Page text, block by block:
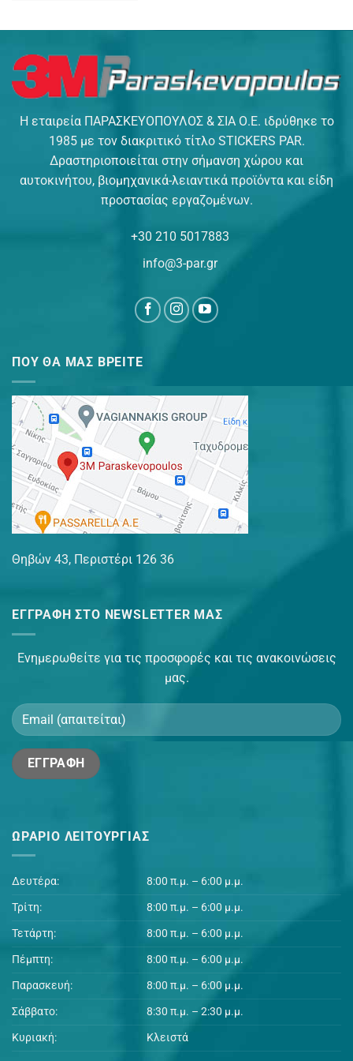
123,76 €.
Η εταιρεία ΠΑΡΑΣΚΕΥΟΠΟΥΛΟΣ & ΣΙΑ Ο.Ε. ιδρύθηκε το
1985 με τον διακριτικό τίτλο STICKERS PAR.
Δραστηριοποιείται στην σήμανση χώρου και
αυτοκινήτου, βιομηχανικά-λειαντικά προϊόντα και είδη
προστασίας εργαζομένων.
+30 210 5017883
info@3-par.gr
ΠΟΥ ΘΑ ΜΑΣ ΒΡΕΊΤΕ
Θηβών 43, Περιστέρι 126 36
ΕΓΓΡΑΦΉ ΣΤΟ NEWSLETTER ΜΑΣ
Ενημερωθείτε για τις προσφορές και τις ανακοινώσεις
μας.
ΩΡΆΡΙΟ ΛΕΙΤΟΥΡΓΊΑΣ
Δευτέρα:
8:00 π.μ. – 6:00 μ.μ.
Τρίτη:
8:00 π.μ. – 6:00 μ.μ.
Τετάρτη:
8:00 π.μ. – 6:00 μ.μ.
Πέμπτη:
8:00 π.μ. – 6:00 μ.μ.
Παρασκευή:
8:00 π.μ. – 6:00 μ.μ.
Σάββατο:
8:30 π.μ. – 2:30 μ.μ.
Κυριακή:
Κλειστά